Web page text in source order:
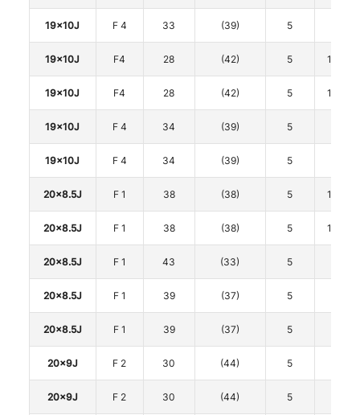
19x10J F 4 33 (39) 5
19x10J F4 28 (42) 5 114.3
19x10J F4 28 (42) 5 114.3
19x10J F 4 34 (39) 5
19x10J F 4 34 (39) 5
20x8.5J F 1 38 (38) 5 114.3
20x8.5J F 1 38 (38) 5 114.3
20x8.5J F 1 43 (33) 5
20x8.5J F 1 39 (37) 5
20x8.5J F 1 39 (37) 5
20x9J F 2 30 (44) 5
20x9J F 2 30 (44) 5